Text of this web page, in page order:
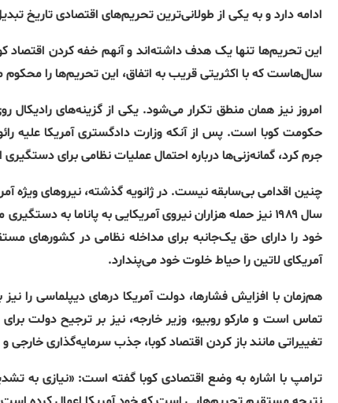
ادامه دارد و به یکی از طولانی‌ترین تحریم‌های اقتصادی تاریخ
این تحریم‌ها تنها یک هدف داشته‌اند و آنهم خفه کردن اقتصاد
سال‌هاست که با اکثریتی قریب به اتفاق، این تحریم‌ها را محکوم
امروز نیز همان منطق تکرار می‌شود. یکی از گزینه‌های
جرم کرد، گمانه‌زنی‌ها درباره احتمال عملیات نظامی برای
چنین اقدامی بی‌سابقه نیست. در ژانویه گذشته، نیروهای ویژه
سال ۱۹۸۹ نیز حمله هزاران نیروی آمریکایی به پاناما به
خود را دارای حق یک‌جانبه برای مداخله نظامی در کشورهای
آمریکای لاتین را حیاط خلوت خود می‌پندارد.
هم‌زمان با افزایش فشارها، دولت آمریکا درهای دیپلماسی را
تماس است و مارکو روبیو، وزیر خارجه، نیز بر ترجیح دولت
تغییراتی مانند باز کردن اقتصاد کوبا، جذب سرمایه‌گذاری
ترامپ با اشاره به وضع اقتصادی کوبا گفته است: «نیازی به